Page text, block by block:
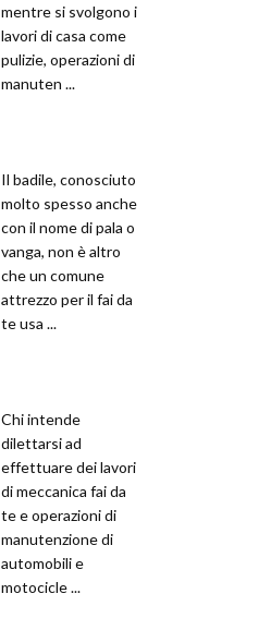
mentre si svolgono i
lavori di casa come
pulizie, operazioni di
manuten ...
Il badile, conosciuto
molto spesso anche
con il nome di pala o
vanga, non è altro
che un comune
attrezzo per il fai da
te usa ...
Chi intende
dilettarsi ad
effettuare dei lavori
di meccanica fai da
te e operazioni di
manutenzione di
automobili e
motocicle ...